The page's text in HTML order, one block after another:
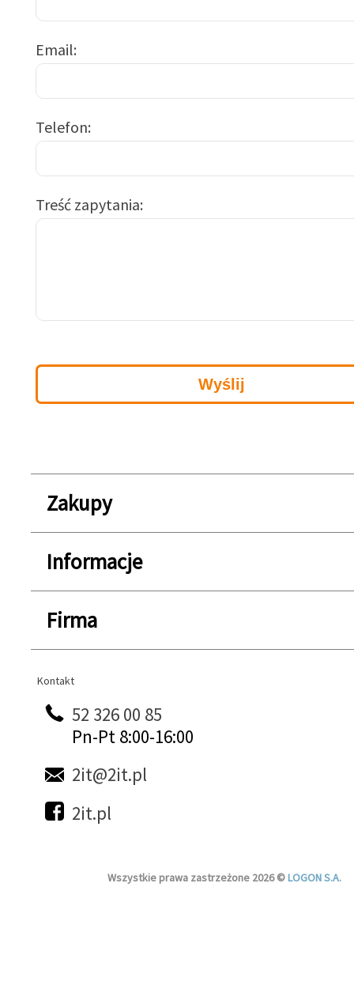
Email
Telefon
Treść zapytania
Zakupy
Informacje
Firma
Kontakt
Kontakt
52 326 00 85
Pn-Pt 8:00-16:00
2it@2it.pl
2it.pl
Wszystkie prawa zastrzeżone 2026 ©LOGON S.A.